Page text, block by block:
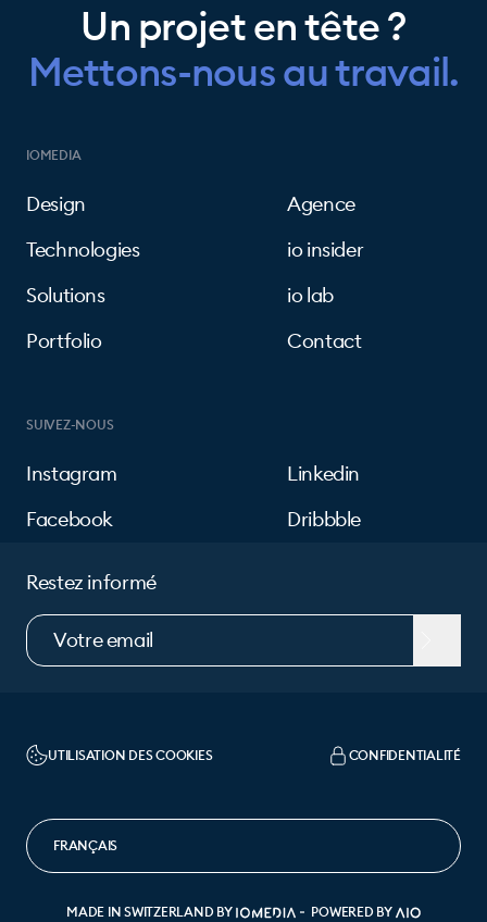
Un projet en tête ?
Mettons-nous au travail.
IOMEDIA
Design
Technologies
Solutions
Portfolio
Agence
io insider
io lab
Contact
SUIVEZ-NOUS
Instagram
Facebook
Linkedin
Dribbble
Restez informé
UTILISATION DES COOKIES CONFIDENTIALITÉ
MADE IN SWITZERLAND BY POWERED BY
CHANGER DE LANGUE